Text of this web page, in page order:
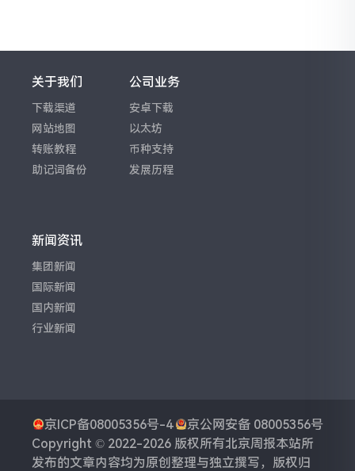
关于我们
下载渠道
网站地图
转账教程
助记词备份
公司业务
安卓下载
以太坊
币种支持
发展历程
新闻资讯
集团新闻
国际新闻
国内新闻
行业新闻
京ICP备08005356号-4
京公网安备 08005356号
Copyright © 2022-2026 版权所有北京周报本站所
发布的文章内容均为原创整理与独立撰写，版权归